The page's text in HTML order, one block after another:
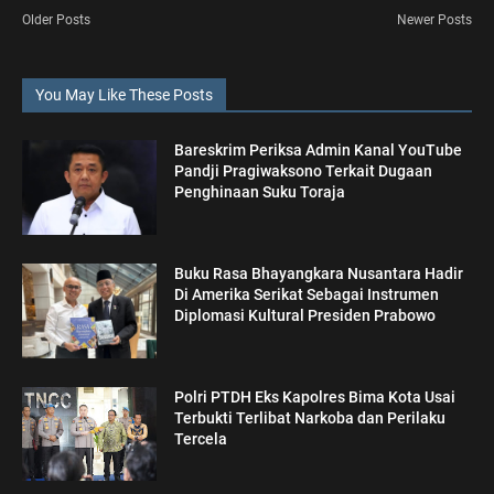
Older Posts Newer Posts
You May Like These Posts
Bareskrim Periksa Admin Kanal YouTube
Pandji Pragiwaksono Terkait Dugaan
Penghinaan Suku Toraja
Buku Rasa Bhayangkara Nusantara Hadir
Di Amerika Serikat Sebagai Instrumen
Diplomasi Kultural Presiden Prabowo
Polri PTDH Eks Kapolres Bima Kota Usai
Terbukti Terlibat Narkoba dan Perilaku
Tercela